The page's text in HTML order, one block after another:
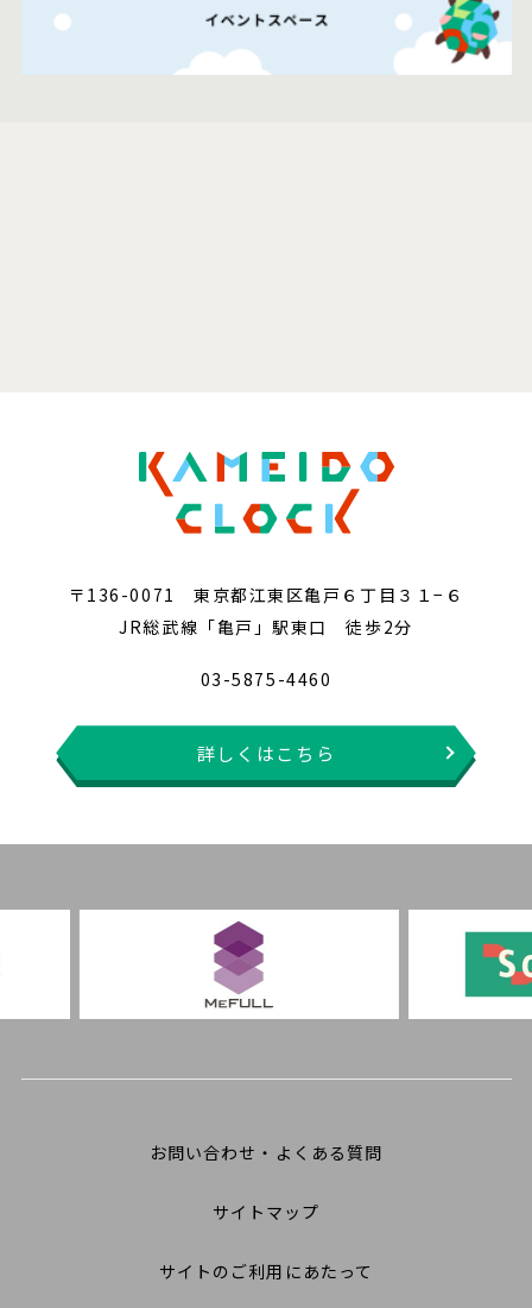
〒136-0071 東京都江東区亀戸６丁目３１−６
JR総武線「亀戸」駅東口 徒歩2分
03-5875-4460
詳しくはこちら
お問い合わせ・よくある質問
サイトマップ
サイトのご利用にあたって